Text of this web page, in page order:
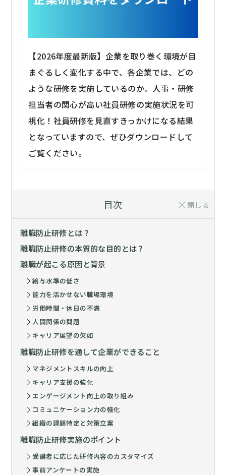
【2026年度最新版】企業を取り巻く環境が目
まぐるしく変化する中で、各企業では、どの
ような研修を実施しているのか。人事・研修
担当者の関心が高い社員研修の実施状況を可
視化！社員研修を見直すきっかけになる結果
となっていますので、ぜひダウンロードして
ご覧ください。
閉じる
目次
離職防止研修とは？
離職防止研修の本質的な目的とは？
離職が起こる原因と背景
給与水準の低さ
能力を活かせない職場環境
労働時間・休日の不満
人間関係の問題
キャリア展望の欠如
離職防止研修を通して企業ができること
マネジメントスキルの向上
キャリア支援の強化
エンゲージメント向上の取り組み
コミュニケーション力の強化
組織の課題特定と対策立案
離職防止研修実施のポイント
受講者に応じた研修内容のカスタマイズ
事前アンケートの実施